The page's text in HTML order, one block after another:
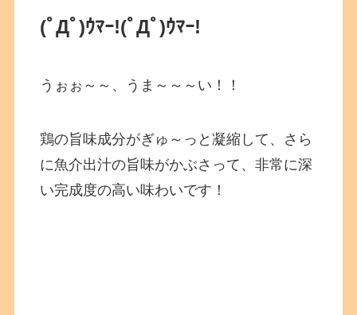
(ﾟДﾟ)ｳﾏｰ!(ﾟДﾟ)ｳﾏｰ!
うぉぉ～～、うま～～～い！！
鶏の旨味成分がぎゅ～っと凝縮して、さら
に魚介出汁の旨味がかぶさって、非常に深
い完成度の高い味わいです！